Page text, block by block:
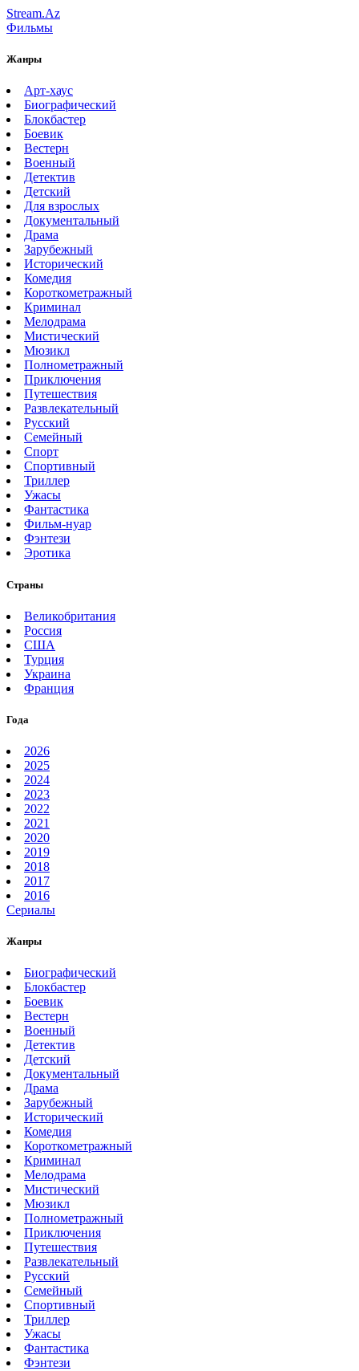
Stream.Az
Фильмы
Жанры
Арт-хаус
Биографический
Блокбастер
Боевик
Вестерн
Военный
Детектив
Детский
Для взрослых
Документальный
Драма
Зарубежный
Исторический
Комедия
Короткометражный
Криминал
Мелодрама
Мистический
Мюзикл
Полнометражный
Приключения
Путешествия
Развлекательный
Русский
Семейный
Спорт
Спортивный
Триллер
Ужасы
Фантастика
Фильм-нуар
Фэнтези
Эротика
Страны
Великобритания
Россия
США
Турция
Украина
Франция
Года
2026
2025
2024
2023
2022
2021
2020
2019
2018
2017
2016
Сериалы
Жанры
Биографический
Блокбастер
Боевик
Вестерн
Военный
Детектив
Детский
Документальный
Драма
Зарубежный
Исторический
Комедия
Короткометражный
Криминал
Мелодрама
Мистический
Мюзикл
Полнометражный
Приключения
Путешествия
Развлекательный
Русский
Семейный
Спортивный
Триллер
Ужасы
Фантастика
Фэнтези